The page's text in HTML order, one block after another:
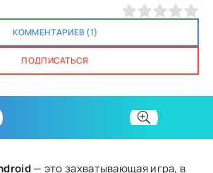
КОММЕНТАРИЕВ (1)
ПОДПИСАТЬСЯ
— это захватывающая игра, в